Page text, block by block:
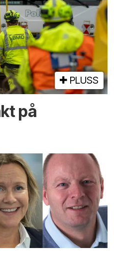
PLUSS
på